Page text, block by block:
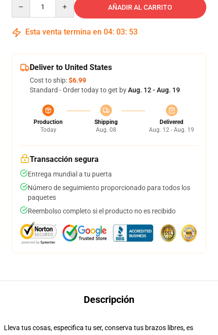
AÑADIR AL CARRITO
Esta venta termina en 04: 03: 53
Deliver to United States
Cost to ship:$6.99
Standard - Order today to get byAug. 12 - Aug. 19
Production
Today
Shipping
Aug. 08
Delivered
Aug. 12 - Aug. 19
Transacción segura
Entrega mundial a tu puerta
Número de seguimiento proporcionado para todos los
paquetes
Reembolso completo si el producto no es recibido
Descripción
Lleva tus cosas, especifica tu ser, conserva tus brazos libres, es